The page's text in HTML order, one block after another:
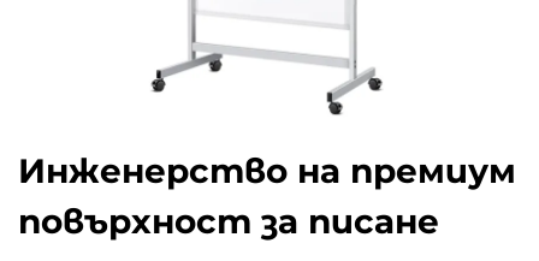
Инженерство на премиум
повърхност за писане